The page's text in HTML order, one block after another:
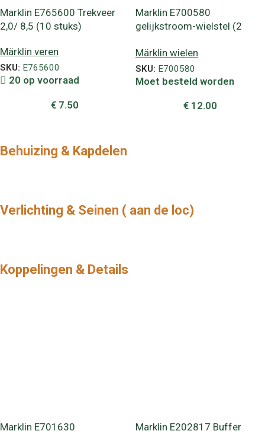
Marklin E765600 Trekveer
2,0/ 8,5 (10 stuks)
Märklin veren
SKU: E765600
20 op voorraad
€ 7.50
Marklin E700580
gelijkstroom-wielstel (2
Märklin wielen
SKU: E700580
Moet besteld worden
€ 12.00
Behuizing & Kapdelen
Verlichting & Seinen ( aan de loc)
Koppelingen & Details
Marklin E701630
Marklin E202817 Buffer